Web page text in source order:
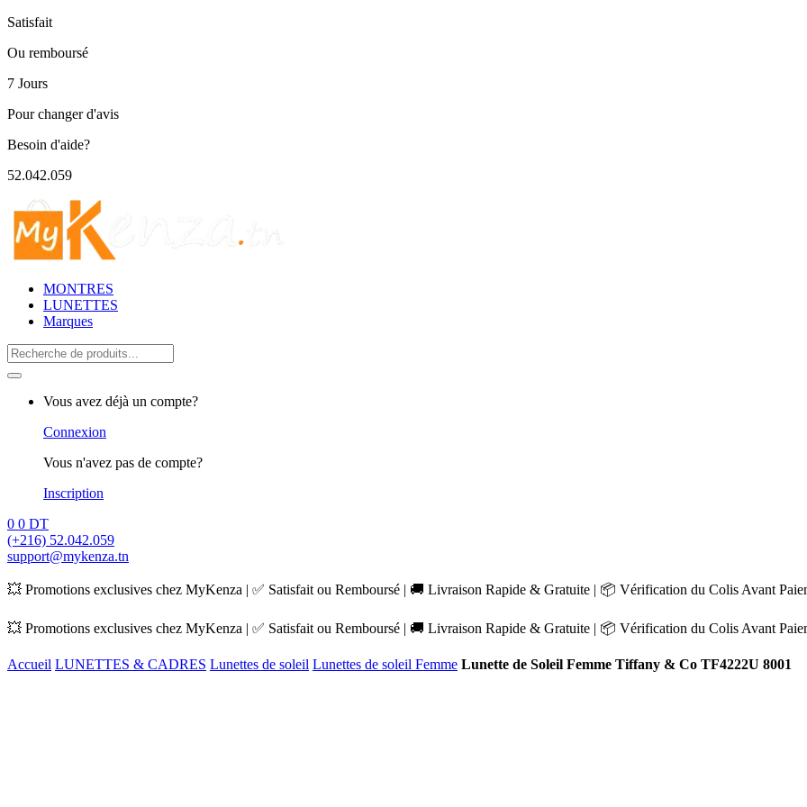
Satisfait
Ou remboursé
7 Jours
Pour changer d'avis
Besoin d'aide?
52.042.059
MONTRES
LUNETTES
Marques
Search
for:
Vous avez déjà un compte?
Connexion
Vous n'avez pas de compte?
Inscription
0 0 DT
(+216) 52.042.059
support@mykenza.tn
💥 Promotions exclusives chez MyKenza | ✅ Satisfait ou Remboursé | 🚚 Livraison Rapide & Gratuite | 📦 Vérification du Colis Avant
💥 Promotions exclusives chez MyKenza | ✅ Satisfait ou Remboursé | 🚚 Livraison Rapide & Gratuite | 📦 Vérification du Colis Avant
Accueil LUNETTES & CADRES Lunettes de soleil Lunettes de soleil Femme Lunette de Soleil Femme Tiffany & Co TF4222U 8001